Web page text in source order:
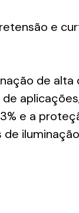
e
de
e a
iluminação